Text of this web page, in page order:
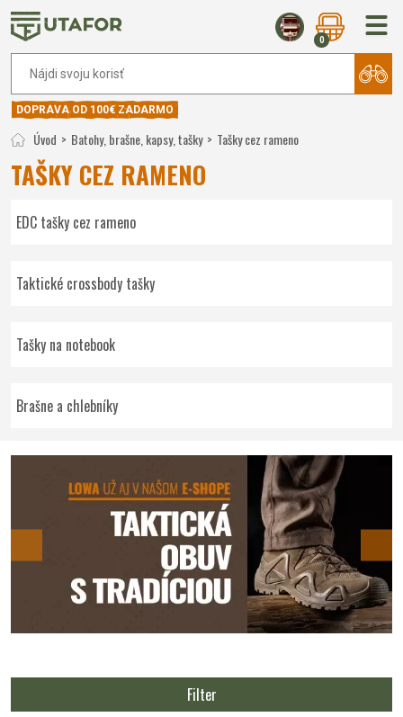
0
DOPRAVA OD 100€ ZADARMO
Úvod Batohy, brašne, kapsy, tašky Tašky cez rameno
TAŠKY CEZ RAMENO
EDC tašky cez rameno
Taktické crossbody tašky
Tašky na notebook
Brašne a chlebníky
Filter